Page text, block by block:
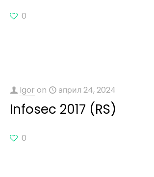
0
Igor on април 24, 2024
Infosec 2017 (RS)
0